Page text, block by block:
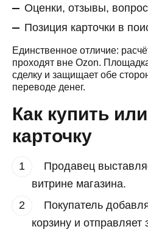
Оценки, отзывы,
Позиция карточки в
Единственное отличие:
проходят вне Ozon.
сделку и защищает обе
переводе денег.
Как купить
карточку
Продавец
витрине магазина.
Покупатель
корзину и отправляет